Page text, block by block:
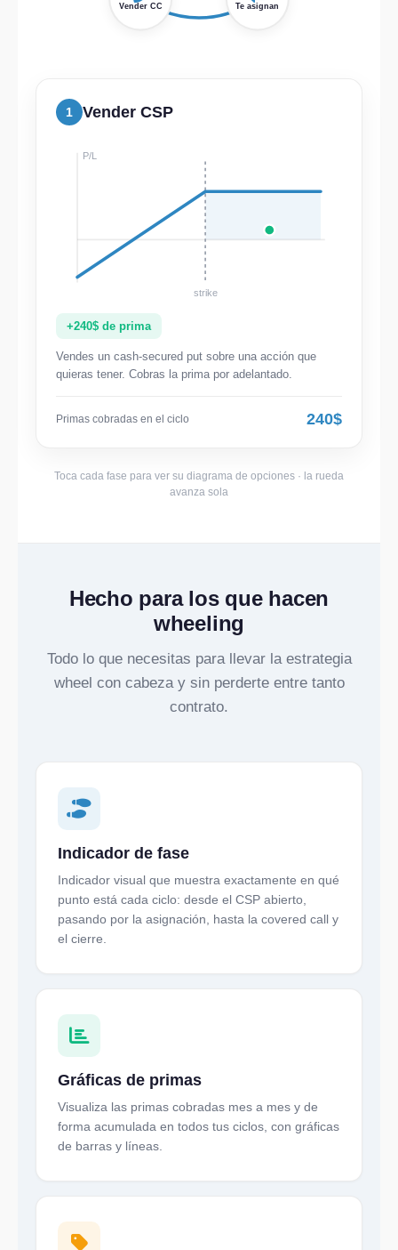
Te asignan
Vender CC
1 Vender CSP
P/L
strike
+240$ de prima
Vendes un cash-secured put sobre una acción que
quieras tener. Cobras la prima por adelantado.
Primas cobradas en el ciclo 240$
Toca cada fase para ver su diagrama de opciones · la rueda
avanza sola
Hecho para los que hacen
wheeling
Todo lo que necesitas para llevar la estrategia
wheel con cabeza y sin perderte entre tanto
contrato.
Indicador de fase
Indicador visual que muestra exactamente en qué
punto está cada ciclo: desde el CSP abierto,
pasando por la asignación, hasta la covered call y
el cierre.
Gráficas de primas
Visualiza las primas cobradas mes a mes y de
forma acumulada en todos tus ciclos, con gráficas
de barras y líneas.